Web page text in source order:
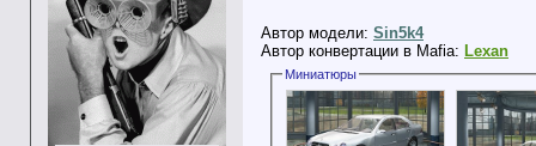
Автор модели: Sin5k4
Автор конвертации в Mafia: Lexan
Миниатюры